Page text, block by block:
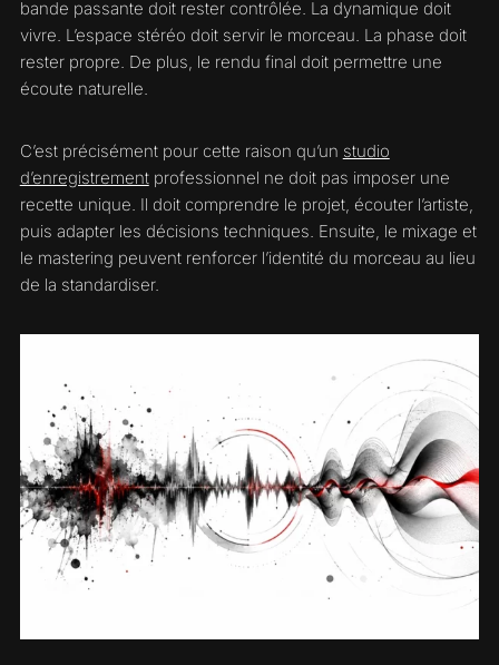
bande passante doit rester contrôlée. La dynamique doit
vivre. L’espace stéréo doit servir le morceau. La phase doit
rester propre. De plus, le rendu final doit permettre une
écoute naturelle.
C’est précisément pour cette raison qu’un studio
d’enregistrementprofessionnel ne doit pas imposer une
recette unique. Il doit comprendre le projet, écouter l’artiste,
puis adapter les décisions techniques. Ensuite, le mixage et
le mastering peuvent renforcer l’identité du morceau au lieu
de la standardiser.